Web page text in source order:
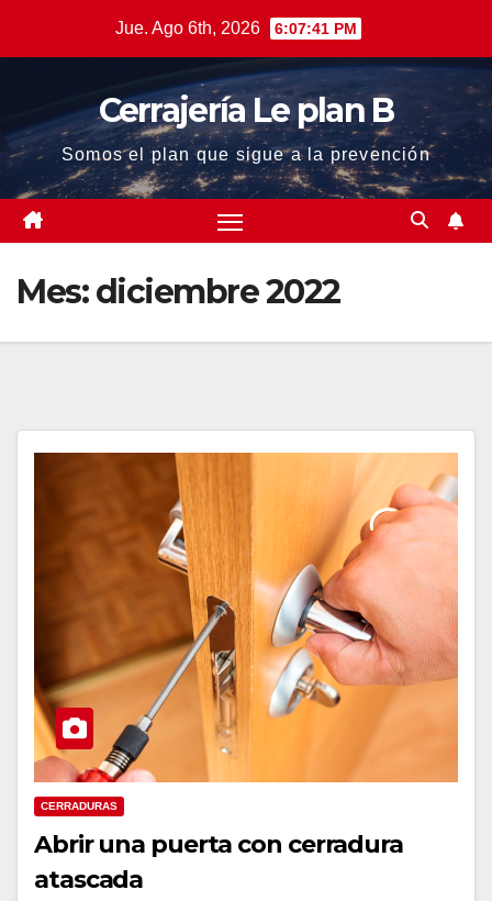
Jue. Ago 6th, 2026 6:07:41 PM
Cerrajería Le plan B
Somos el plan que sigue a la prevención
Mes:diciembre 2022
CERRADURAS
Abrir una puerta con cerradura
atascada